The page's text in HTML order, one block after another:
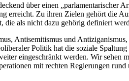
über einen „parlamentarischer
erreicht. Zu ihren Zielen gehört die
die als nicht dazu gehörig definiert
Antisemitismus und
Politik hat die soziale
eingeschränkt werden. Wir sehen
mit rechten Regierungen